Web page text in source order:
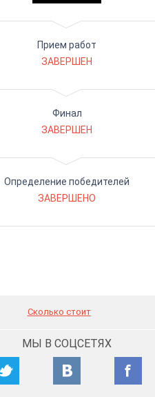
Прием работ
ЗАВЕРШЕН
Финал
ЗАВЕРШЕН
Определение победителей
ЗАВЕРШЕНО
Сколько стоит
МЫ В СОЦСЕТЯХ